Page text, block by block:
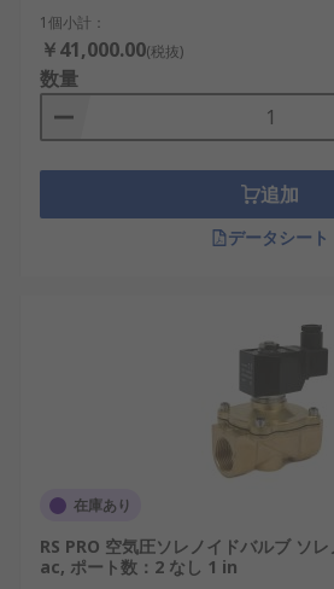
1個小計：
￥41,000.00(税抜)
数量
追加
データシート
在庫あり
RS PRO 空気圧ソレノイドバルブ ソ
ac, ポート数：2 なし 1 in